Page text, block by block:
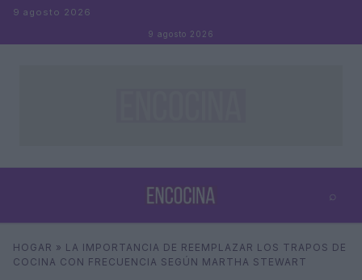
Saltar al contenido
9 agosto 2026
9 agosto 2026
⌕
Buscar ⌕ ×
HOGAR » LA IMPORTANCIA DE REEMPLAZAR LOS TRAPOS DE
COCINA CON FRECUENCIA SEGÚN MARTHA STEWART